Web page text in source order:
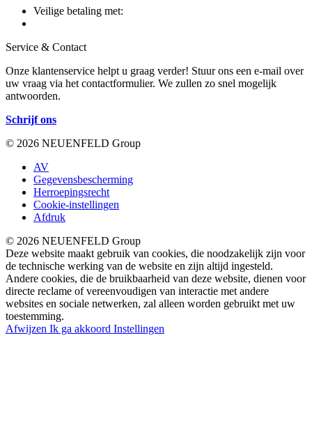
Veilige betaling met:
Service & Contact
Onze klantenservice helpt u graag verder! Stuur ons een e-mail over
uw vraag via het contactformulier. We zullen zo snel mogelijk
antwoorden.
Schrijf ons
© 2026 NEUENFELD Group
AV
Gegevensbescherming
Herroepingsrecht
Cookie-instellingen
Afdruk
© 2026 NEUENFELD Group
Deze website maakt gebruik van cookies, die noodzakelijk zijn voor
de technische werking van de website en zijn altijd ingesteld.
Andere cookies, die de bruikbaarheid van deze website, dienen voor
directe reclame of vereenvoudigen van interactie met andere
websites en sociale netwerken, zal alleen worden gebruikt met uw
toestemming.
Afwijzen Ik ga akkoord Instellingen